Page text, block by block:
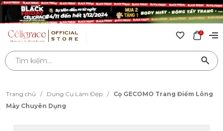
0
Trang chủ / Dụng Cụ Làm Đẹp /
Cọ GECOMO Trang Điểm Lông
Mày Chuyên Dụng